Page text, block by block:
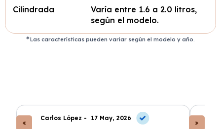
Cilindrada
Varía entre 1.6 a 2.0 litros,
según el modelo.
Las características pueden variar según el modelo y año.
Carlos López - 17 May, 2026